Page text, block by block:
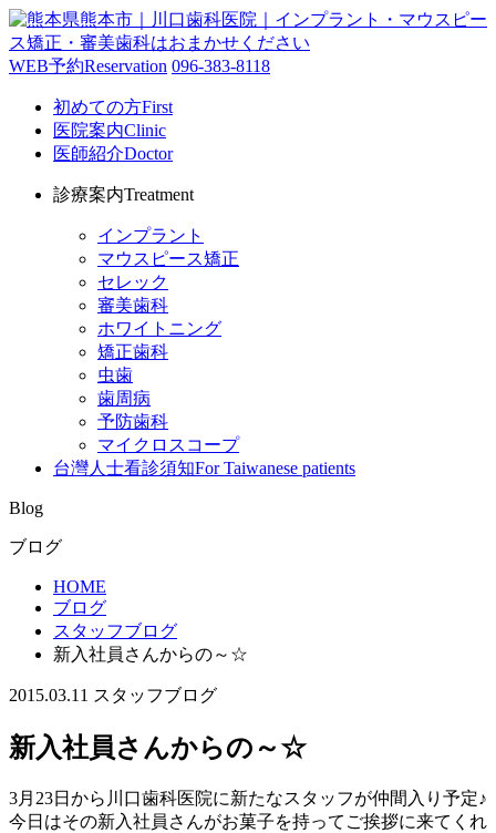
WEB予約Reservation 096-383-8118
初めての方First
医院案内Clinic
医師紹介Doctor
診療案内Treatment
インプラント
マウスピース矯正
セレック
審美歯科
ホワイトニング
矯正歯科
虫歯
歯周病
予防歯科
マイクロスコープ
台灣人士看診須知For Taiwanese patients
Blog
ブログ
HOME
ブログ
スタッフブログ
新入社員さんからの～☆
2015.03.11 スタッフブログ
新入社員さんからの～☆
3月23日から川口歯科医院に新たなスタッフが仲間入り予定♪
今日はその新入社員さんがお菓子を持ってご挨拶に来てくれ